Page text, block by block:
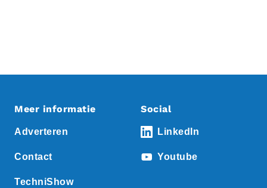
Meer informatie
Adverteren
Contact
TechniShow
Social
LinkedIn
Youtube